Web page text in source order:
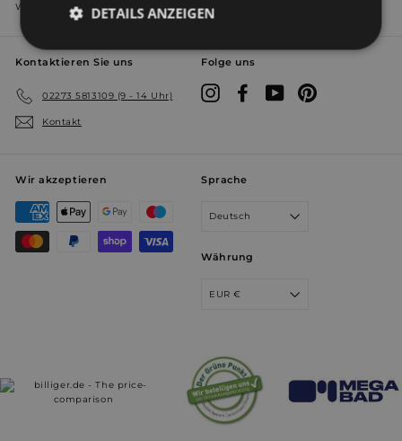
Widerruf und Reklamation
Kontaktieren Sie uns
02273 5813109 (9 - 14 Uhr)
Kontakt
Folge uns
InstagramFacebookYouTube
Wir akzeptieren Sprache
Deutsch
Währung
EUR €
DETAILS ANZEIGEN
Unbedingt
erforderlich
Performance
Unklassifizierte
Funktionalität
Unbedingt erforderliche Cookies ermöglichen
wesentliche Kernfunktionen der Website wie die
Benutzeranmeldung und die Kontoverwaltung.